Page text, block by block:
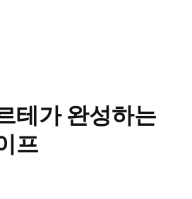
테가 완성하는
프